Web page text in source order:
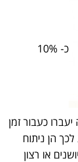
כ- 10%
כעבור זמן
הן ניתוח
או רצון